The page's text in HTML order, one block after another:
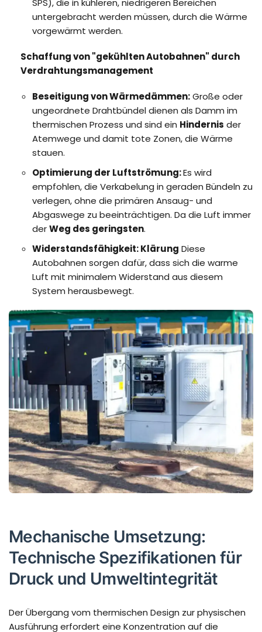
untergebracht werden müssen, durch die Wärme
vorgewärmt werden.
Schaffung von "gekühlten Autobahnen" durch
Verdrahtungsmanagement
Beseitigung von Wärmedämmen:Große oder
ungeordnete Drahtbündel dienen als Damm im
thermischen Prozess und sind ein Hindernis der
Atemwege und damit tote Zonen, die Wärme
stauen.
Optimierung der Luftströmung:Es wird
empfohlen, die Verkabelung in geraden Bündeln zu
verlegen, ohne die primären Ansaug- und
Abgaswege zu beeinträchtigen. Da die Luft immer
derWeg des geringsten.
Widerstandsfähigkeit: Klärung Diese
Autobahnen sorgen dafür, dass sich die warme
Luft mit minimalem Widerstand aus diesem
System herausbewegt.
Mechanische Umsetzung:
Technische Spezifikationen für
Druck und Umweltintegrität
Der Übergang vom thermischen Design zur physischen
Ausführung erfordert eine Konzentration auf die